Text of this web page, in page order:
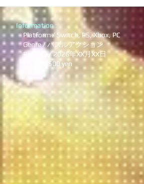
Information :
Platform / Switch, PS, Xbox, PC
Genre / パズルアクション
Release / 2026年XX月XX日
Price / 4500 yen